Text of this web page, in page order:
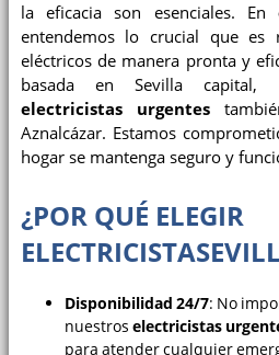
la eficacia son esenciales. En
entendemos lo crucial que es
eléctricos de manera pronta y
basada en Sevilla capital,
electricistas urgentes
Aznalcázar. Estamos
hogar se mantenga seguro y
¿POR QUÉ ELEGIR
Disponibilidad 24/7: No
nuestros electricistas
para atender cualquier